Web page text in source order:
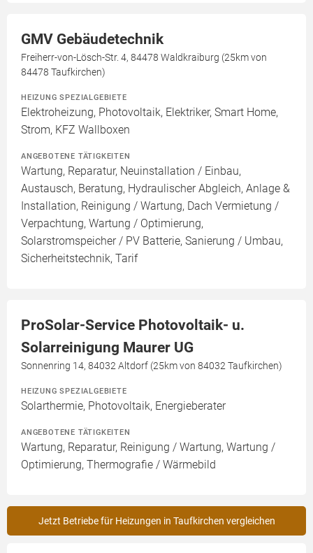
GMV Gebäudetechnik
Freiherr-von-Lösch-Str. 4, 84478 Waldkraiburg (25km von
84478 Taufkirchen)
HEIZUNG SPEZIALGEBIETE
Elektroheizung, Photovoltaik, Elektriker, Smart Home,
Strom, KFZ Wallboxen
ANGEBOTENE TÄTIGKEITEN
Wartung, Reparatur, Neuinstallation / Einbau,
Austausch, Beratung, Hydraulischer Abgleich, Anlage &
Installation, Reinigung / Wartung, Dach Vermietung /
Verpachtung, Wartung / Optimierung,
Solarstromspeicher / PV Batterie, Sanierung / Umbau,
Sicherheitstechnik, Tarif
ProSolar-Service Photovoltaik- u.
Solarreinigung Maurer UG
Sonnenring 14, 84032 Altdorf (25km von 84032 Taufkirchen)
HEIZUNG SPEZIALGEBIETE
Solarthermie, Photovoltaik, Energieberater
ANGEBOTENE TÄTIGKEITEN
Wartung, Reparatur, Reinigung / Wartung, Wartung /
Optimierung, Thermografie / Wärmebild
Jetzt Betriebe für Heizungen in Taufkirchen vergleichen